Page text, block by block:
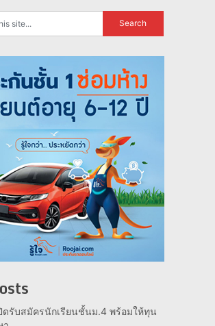
ดรับสมัครนักเรียนชั้นม.4 พร้อมให้ทุน